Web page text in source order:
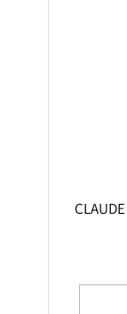
שעון 64005 37R BRIR3 קלוד ברנרד CLAUDE